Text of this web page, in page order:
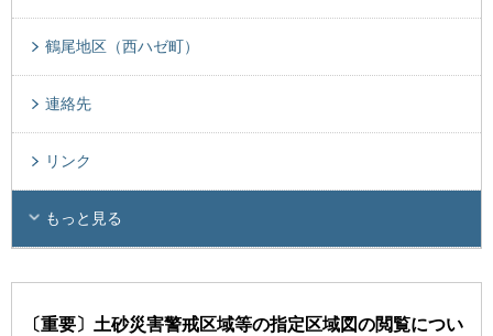
鶴尾地区（西ハゼ町）
連絡先
リンク
もっと見る
〔重要〕土砂災害警戒区域等の指定区域図の閲覧につい